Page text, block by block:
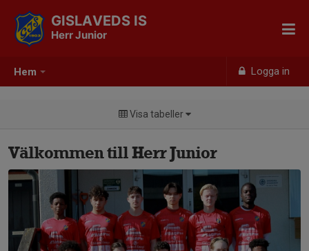
Hem Logga in
GISLAVEDS IS
Herr Junior
Visa tabeller
Välkommen till Herr Junior